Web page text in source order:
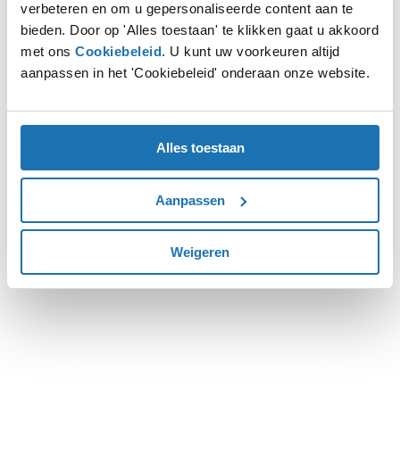
verbeteren en om u gepersonaliseerde content aan te
bieden. Door op 'Alles toestaan' te klikken gaat u akkoord
met ons Cookiebeleid. U kunt uw voorkeuren altijd
aanpassen in het 'Cookiebeleid' onderaan onze website.
Alles toestaan
Aanpassen
Weigeren
Application error: aclient-side exception has occurred while
loadingwww.autohoogenboom.nl (see the browser console
more information).